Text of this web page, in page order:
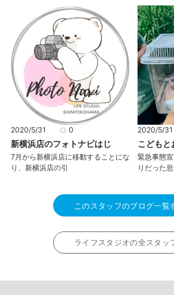
2020/5/31 0
新横浜店のフォトナビはじ
7月から新横浜店に移動することにな
り、新横浜店の引
2020/5/31
こどもと
緊急事態
りだった息
このスタッフのブログ一覧
ライフスタジオの全スタッ